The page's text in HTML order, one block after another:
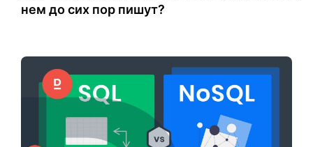
нем до сих пор пишут?